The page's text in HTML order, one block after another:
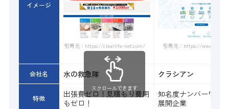
イメージ
引用元：https://clearlife-net.com/ 引用元：https://
会社名 水の救急隊 クラシアン
特徴
出張費ゼロ！見積もり費用
もゼロ！
知名度ナンバーワン
展開企業
スクロールできます